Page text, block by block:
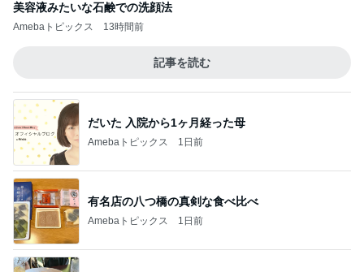
美容液みたいな石鹸での洗顔法
Amebaトピックス 13時間前
記事を読む
だいた 入院から1ヶ月経った母
Amebaトピックス 1日前
有名店の八つ橋の真剣な食べ比べ
Amebaトピックス 1日前